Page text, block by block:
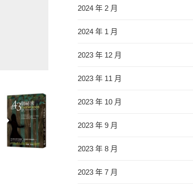
2024 年 2 月
2024 年 1 月
2023 年 12 月
2023 年 11 月
2023 年 10 月
2023 年 9 月
2023 年 8 月
2023 年 7 月